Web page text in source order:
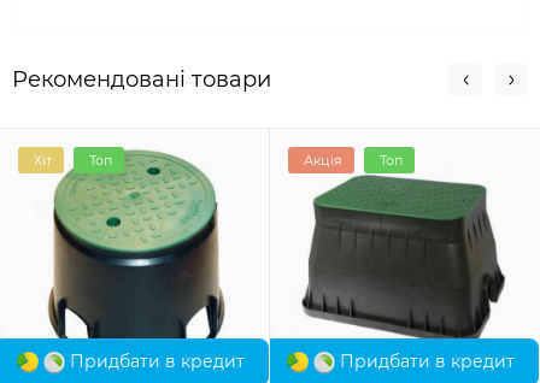
Рекомендовані товари
Хіт Топ
Придбати в кредит
Акція Топ
Придбати в кредит